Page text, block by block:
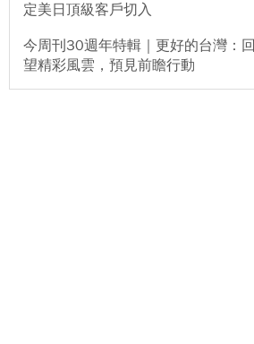
定美日頂級客戶切入
今周刊30週年特輯｜更好的台灣：回
望精彩風雲，預見前瞻行動